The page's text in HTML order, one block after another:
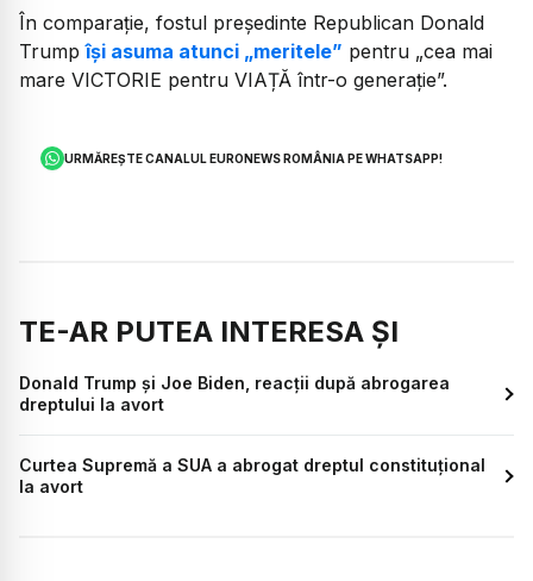
În comparație, fostul președinte Republican Donald
Trumpîși asuma atunci „meritele” pentru „cea mai
mare VICTORIE pentru VIAȚĂ într-o generație”.
URMĂREȘTE CANALUL EURONEWS ROMÂNIA PE WHATSAPP!
TE-AR PUTEA INTERESA ȘI
Donald Trump și Joe Biden, reacții după abrogarea
dreptului la avort
Curtea Supremă a SUA a abrogat dreptul constituțional
la avort